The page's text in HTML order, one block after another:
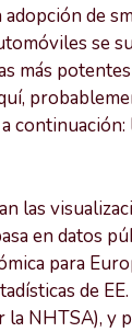
de
se
más
continuación:
las
en datos
para
de
la NHTSA), y